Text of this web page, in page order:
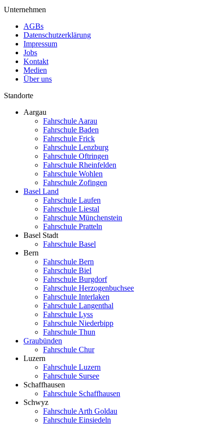
Unternehmen
AGBs
Datenschutzerklärung
Impressum
Jobs
Kontakt
Medien
Über uns
Standorte
Aargau
Fahrschule Aarau
Fahrschule Baden
Fahrschule Frick
Fahrschule Lenzburg
Fahrschule Oftringen
Fahrschule Rheinfelden
Fahrschule Wohlen
Fahrschule Zofingen
Basel Land
Fahrschule Laufen
Fahrschule Liestal
Fahrschule Münchenstein
Fahrschule Pratteln
Basel Stadt
Fahrschule Basel
Bern
Fahrschule Bern
Fahrschule Biel
Fahrschule Burgdorf
Fahrschule Herzogenbuchsee
Fahrschule Interlaken
Fahrschule Langenthal
Fahrschule Lyss
Fahrschule Niederbipp
Fahrschule Thun
Graubünden
Fahrschule Chur
Luzern
Fahrschule Luzern
Fahrschule Sursee
Schaffhausen
Fahrschule Schaffhausen
Schwyz
Fahrschule Arth Goldau
Fahrschule Einsiedeln